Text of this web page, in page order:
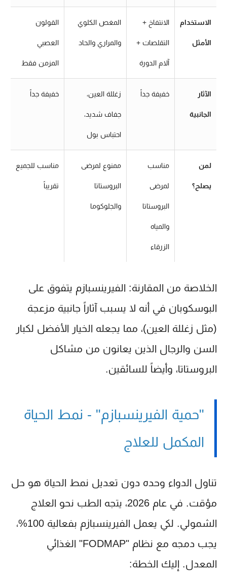
الاستخدام
الأمثل
الانتفاخ +
التقلصات +
آلام الدورة
المغص الكلوي
والمراري والحاد
القولون
العصبي
المزمن فقط
الآثار
الجانبية
خفيفة جداً زغللة العين،
جفاف شديد،
احتباس بول
خفيفة جداً
لمن
يصلح؟
مناسب
لمرضى
البروستاتا
والمياه
الزرقاء
ممنوع لمرضى
البروستاتا
والجلوكوما
مناسب للجميع
تقريباً
الخلاصة من المقارنة: الفيرينسبازم يتفوق على
البوسكوبان في أنه لا يسبب آثاراً جانبية مزعجة
(مثل زغللة العين)، مما يجعله الخيار الأفضل لكبار
السن والرجال الذين يعانون من مشاكل
البروستاتا، وأيضاً للسائقين.
"حمية الفيرينسبازم" - نمط الحياة
المكمل للعلاج
تناول الدواء وحده دون تعديل نمط الحياة هو حل
مؤقت. في عام 2026، يتجه الطب نحو العلاج
الشمولي. لكي يعمل الفيرينسبازم بفعالية 100%،
يجب دمجه مع نظام "FODMAP" الغذائي
المعدل. إليك الخطة: